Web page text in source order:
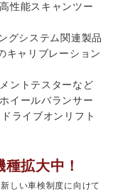
性能スキャンツー
グシステム関連製品
キャリブレーション
ントテスターなど
イールバランサー
ライブオンリフト
拡大中！
しい車検制度に向けて